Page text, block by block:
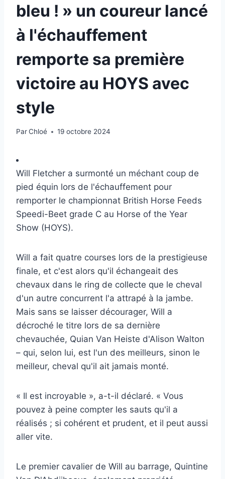
bleu ! » un coureur lancé
à l'échauffement
remporte sa première
victoire au HOYS avec
style
ParChloé 19 octobre 2024
Will Fletcher a surmonté un méchant coup de
pied équin lors de l'échauffement pour
remporter le championnat British Horse Feeds
Speedi-Beet grade C au Horse of the Year
Show (HOYS).
Will a fait quatre courses lors de la prestigieuse
finale, et c'est alors qu'il échangeait des
chevaux dans le ring de collecte que le cheval
d'un autre concurrent l'a attrapé à la jambe.
Mais sans se laisser décourager, Will a
décroché le titre lors de sa dernière
chevauchée, Quian Van Heiste d'Alison Walton
– qui, selon lui, est l'un des meilleurs, sinon le
meilleur, cheval qu'il ait jamais monté.
« Il est incroyable », a-t-il déclaré. « Vous
pouvez à peine compter les sauts qu'il a
réalisés ; si cohérent et prudent, et il peut aussi
aller vite.
Le premier cavalier de Will au barrage, Quintine